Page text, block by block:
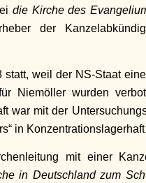
die Kirche des
der
weil der NS-Staat
Niemöller wurden
war mit der
in
mit einer
in Deutschland zum